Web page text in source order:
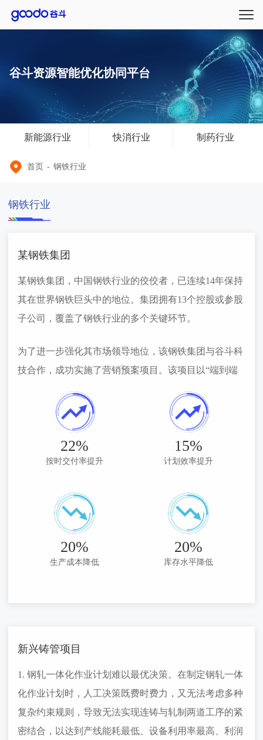
谷斗资源智能优化协同平台
新能源行业 快消行业 制药行业
首页 - 钢铁行业
钢铁行业
某钢铁集团
某钢铁集团，中国钢铁行业的佼佼者，已连续14年保持
其在世界钢铁巨头中的地位。集团拥有13个控股或参股
子公司，覆盖了钢铁行业的多个关键环节。
为了进一步强化其市场领导地位，该钢铁集团与谷斗科
技合作，成功实施了营销预案项目。该项目以“端到端
理平台，实现了营销与生产环节的优化和协同，促进了
资源配置的透明化、公正化和公平化。
项目的核心在于打破传统的信息壁垒，利用工业互联网
了产销协同的效率。这一创新举措不仅最大化了企业效
益，还为河钢集团在激烈的市场竞争中保持领先地位提
供了强有力的支持。
22%
按时交付率提升
15%
计划效率提升
20%
生产成本降低
20%
库存水平降低
新兴铸管项目
1. 钢轧一体化作业计划难以最优决策。在制定钢轧一体
化作业计划时，人工决策既费时费力，又无法考虑多种
复杂约束规则，导致无法实现连铸与轧制两道工序的紧
密结合，以达到产线能耗最低、设备利用率最高、利润